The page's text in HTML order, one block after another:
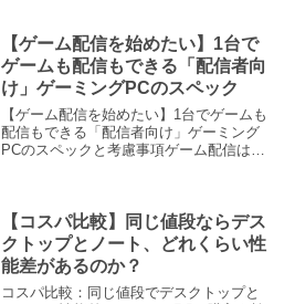
を目的としたガラス...
【ゲーム配信を始めたい】1台で
ゲームも配信もできる「配信者向
け」ゲーミングPCのスペック
【ゲーム配信を始めたい】1台でゲームも
配信もできる「配信者向け」ゲーミング
PCのスペックと考慮事項ゲーム配信は、
ゲーム配信を1台のP...
【コスパ比較】同じ値段ならデス
クトップとノート、どれくらい性
能差があるのか？
コスパ比較：同じ値段でデスクトップと